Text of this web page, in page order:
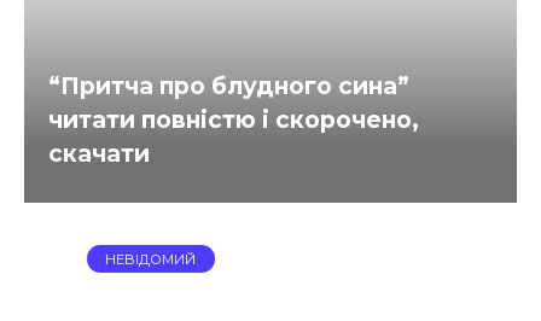
“Притча про блудного сина”
читати повністю і скорочено,
скачати
НЕВІДОМИЙ